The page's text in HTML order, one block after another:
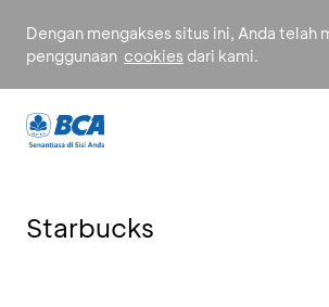
Dengan mengakses situs ini, Anda telah
penggunaan cookies dari kami.
Starbucks